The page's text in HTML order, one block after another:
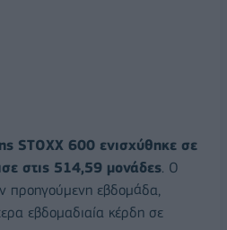
STOXX 600 ενισχύθηκε σε
στις 514,59 μονάδες. Ο
προηγούμενη εβδομάδα,
εβδομαδιαία κέρδη σε